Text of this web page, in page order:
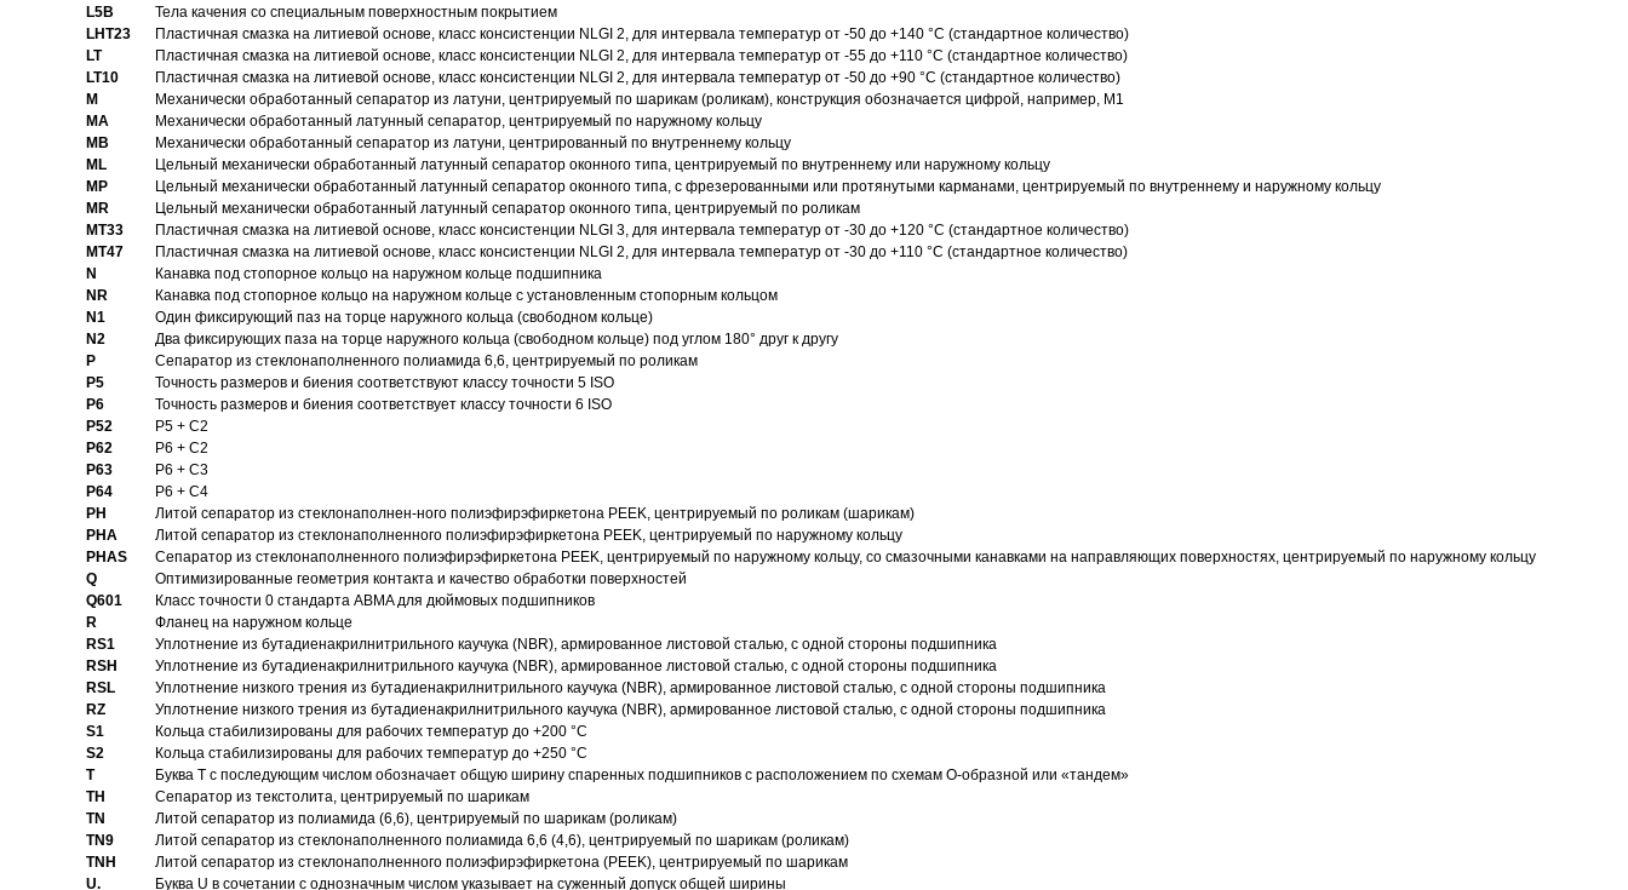
L5B
Тела качения со специальным поверхностным покрытием
LHT23
Пластичная смазка на литиевой основе, класс консистенции NLGI 2, для интервала температур от -50 до +140 °C (стандартное количество)
LT
Пластичная смазка на литиевой основе, класс консистенции NLGI 2, для интервала температур от -55 до +110 °C (стандартное количество)
LT10
Пластичная смазка на литиевой основе, класс консистенции NLGI 2, для интервала температур от -50 до +90 °C (стандартное количество)
M
Механически обработанный сепаратор из латуни, центрируемый по шарикам (роликам), конструкция обозначается цифрой, например, M1
MA
Механически обработанный латунный сепаратор, центрируемый по наружному кольцу
MB
Механически обработанный сепаратор из латуни, центрированный по внутреннему кольцу
ML
Цельный механически обработанный латунный сепаратор оконного типа, центрируемый по внутреннему или наружному кольцу
MP
Цельный механически обработанный латунный сепаратор оконного типа, с фрезерованными или протянутыми карманами, центрируемый по внутреннему и наружному кольцу
MR
Цельный механически обработанный латунный сепаратор оконного типа, центрируемый по роликам
MT33
Пластичная смазка на литиевой основе, класс консистенции NLGI 3, для интервала температур от -30 до +120 °C (стандартное количество)
MT47
Пластичная смазка на литиевой основе, класс консистенции NLGI 2, для интервала температур от -30 до +110 °C (стандартное количество)
N
Канавка под стопорное кольцо на наружном кольце подшипника
NR
Канавка под стопорное кольцо на наружном кольце с установленным стопорным кольцом
N1
Один фиксирующий паз на торце наружного кольца (свободном кольце)
N2
Два фиксирующих паза на торце наружного кольца (свободном кольце) под углом 180° друг к другу
P
Cепаратор из стеклонаполненного полиамида 6,6, центрируемый по роликам
P5
Точность размеров и биения соответствуют классу точности 5 ISO
P6
Точность размеров и биения соответствует классу точности 6 ISO
P52
P5 + C2
P62
P6 + C2
P63
P6 + C3
P64
P6 + C4
PH
Литой сепаратор из стеклонаполнен-ного полиэфирэфиркетона PEEK, центрируемый по роликам (шарикам)
PHA
Литой сепаратор из стеклонаполненного полиэфирэфиркетона PEEK, центрируемый по наружному кольцу
PHAS
Сепаратор из стеклонаполненного полиэфирэфиркетона PEEK, центрируемый по наружному кольцу, со смазочными канавками на направляющих поверхностях, центрируемый по наружному кольцу
Q
Оптимизированные геометрия контакта и качество обработки поверхностей
Q601
Класс точности 0 стандарта ABMA для дюймовых подшипников
R
Фланец на наружном кольце
RS1
Уплотнение из бутадиенакрилнитрильного каучука (NBR), армированное листовой сталью, с одной стороны подшипника
RSH
Уплотнение из бутадиенакрилнитрильного каучука (NBR), армированное листовой сталью, с одной стороны подшипника
RSL
Уплотнение низкого трения из бутадиенакрилнитрильного каучука (NBR), армированное листовой сталью, с одной стороны подшипника
RZ
Уплотнение низкого трения из бутадиенакрилнитрильного каучука (NBR), армированное листовой сталью, с одной стороны подшипника
S1
Кольца стабилизированы для рабочих температур до +200 °C
S2
Кольца стабилизированы для рабочих температур до +250 °C
T
Буква T с последующим числом обозначает общую ширину спаренных подшипников с расположением по схемам О-образной или «тандем»
TH
Сепаратор из текстолита, центрируемый по шарикам
TN
Литой сепаратор из полиамида (6,6), центрируемый по шарикам (роликам)
TN9
Литой сепаратор из стеклонаполненного полиамида 6,6 (4,6), центрируемый по шарикам (роликам)
TNH
Литой сепаратор из стеклонаполненного полиэфирэфиркетона (PEEK), центрируемый по шарикам
U.
Буква U в сочетании с однозначным числом указывает на суженный допуск общей ширины